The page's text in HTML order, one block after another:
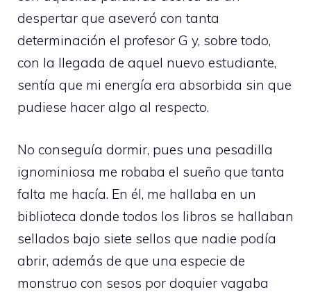
despertar que aseveró con tanta
determinación el profesor G y, sobre todo,
con la llegada de aquel nuevo estudiante,
sentía que mi energía era absorbida sin que
pudiese hacer algo al respecto.
No conseguía dormir, pues una pesadilla
ignominiosa me robaba el sueño que tanta
falta me hacía. En él, me hallaba en un
biblioteca donde todos los libros se hallaban
sellados bajo siete sellos que nadie podía
abrir, además de que una especie de
monstruo con sesos por doquier vagaba